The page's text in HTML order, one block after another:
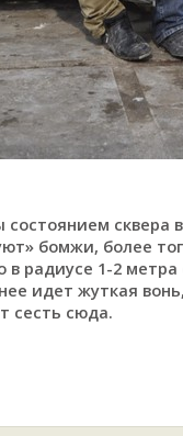
сквера
бомжи, более
радиусе 1-2
идет жуткая
сесть сюда.